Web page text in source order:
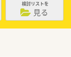
検討リストを
見る